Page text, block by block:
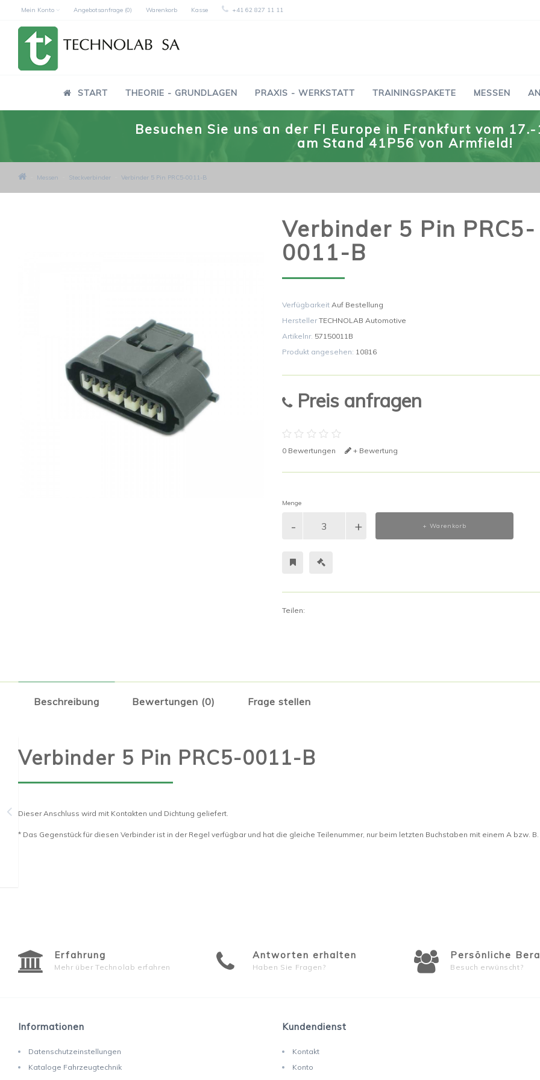
Mein Konto Angebotsanfrage (0) Warenkorb Kasse +41 62 827 11 11
START THEORIE - GRUNDLAGEN PRAXIS - WERKSTATT TRAININGSPAKETE MESSEN
Besuchen Sie uns an der FI Europe in Frankfurt vom
am Stand 41P56 von Armfield!
Messen Steckverbinder Verbinder 5 Pin PRC5-0011-B
Verbinder 5 Pin PRC5-
0011-B
Verfügbarkeit Auf Bestellung
HerstellerTECHNOLAB Automotive
Artikelnr. 57150011B
Produkt angesehen: 10816
Preis anfragen
0 Bewertungen + Bewertung
Menge
+ Warenkorb
Teilen:
Beschreibung Bewertungen (0) Frage stellen
Verbinder 5 Pin PRC5-0011-B
Dieser Anschluss wird mit Kontakten und Dichtung geliefert.
* Das Gegenstück für diesen Verbinder ist in der Regel verfügbar und hat die gleiche Teilenummer, nur beim letzten Buchstaben mit einem A bzw. B.
Erfahrung
Mehr über Technolab erfahren
Antworten erhalten
Haben Sie Fragen?
Persönliche
Besuch erwünscht?
Informationen
Datenschutzeinstellungen
Kataloge Fahrzeugtechnik
Kundendienst
Kontakt
Konto